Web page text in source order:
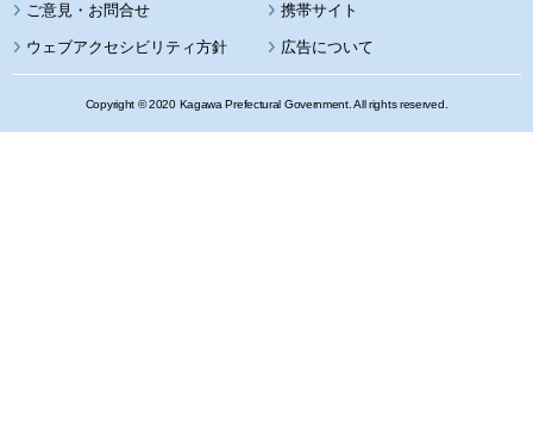
携帯サイト
ウェブアクセシビリティ方針 広告について
Copyright © 2020 Kagawa Prefectural Government. All rights reserved.